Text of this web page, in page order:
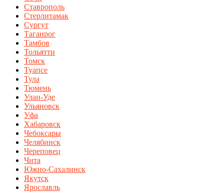
Ставрополь
Стерлитамак
Сургут
Таганрог
Тамбов
Тольятти
Томск
Туапсе
Тула
Тюмень
Улан-Уде
Ульяновск
Уфа
Хабаровск
Чебоксары
Челябинск
Череповец
Чита
Южно-Сахалинск
Якутск
Ярославль